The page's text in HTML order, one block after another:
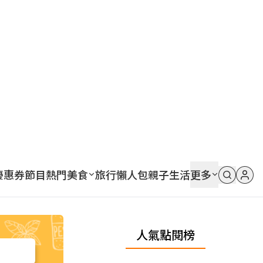
惠券節目熱門美食 旅行懶人包親子生活更多
人氣點閱榜